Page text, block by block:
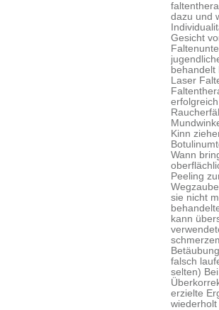
dazu und
Gesicht
Laser
Kinn
Wann
Peeling
sie nicht
kann
falsch
selten)
erzielte